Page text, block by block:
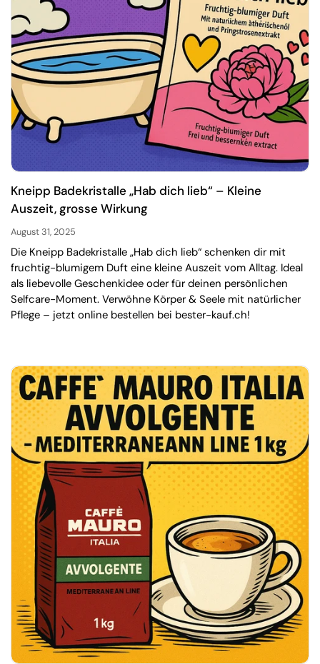
Kneipp Badekristalle „Hab dich lieb“ – Kleine
Auszeit, grosse Wirkung
August 31, 2025
Die Kneipp Badekristalle „Hab dich lieb“ schenken dir mit
fruchtig-blumigem Duft eine kleine Auszeit vom Alltag. Ideal
als liebevolle Geschenkidee oder für deinen persönlichen
Selfcare-Moment. Verwöhne Körper & Seele mit natürlicher
Pflege – jetzt online bestellen bei bester-kauf.ch!